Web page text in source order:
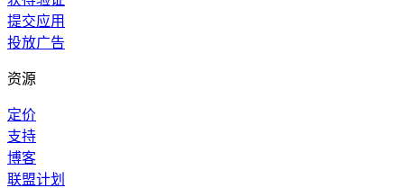
提交应用
投放广告
资源
定价
支持
博客
联盟计划